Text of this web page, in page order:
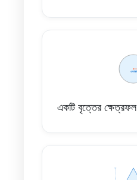
একটি বৃত্তের ক্ষেত্রফল